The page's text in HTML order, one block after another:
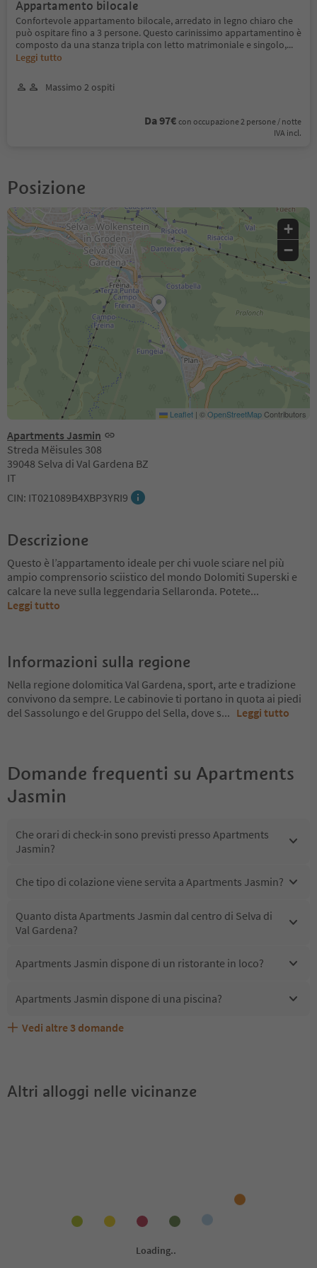
Appartamento bilocale
Confortevole appartamento bilocale, arredato in legno chiaro che
può ospitare fino a 3 persone. Questo carinissimo appartamentino è
composto da una stanza tripla con letto matrimoniale e singolo,...
Leggi tutto
Massimo 2 ospiti
Da 97€ con occupazione 2 persone / notte
IVA incl.
Posizione
Apartments Jasmin
Streda Mëisules 308
39048 Selva di Val Gardena BZ
IT
CIN: IT021089B4XBP3YRI9
+
−
Leaflet | ©OpenStreetMapContributors
Descrizione
Questo è l’appartamento ideale per chi vuole sciare nel più
ampio comprensorio sciistico del mondo Dolomiti Superski e
calcare la neve sulla leggendaria Sellaronda. Potete...
Leggi tutto
Informazioni sulla regione
Nella regione dolomitica Val Gardena, sport, arte e tradizione
convivono da sempre. Le cabinovie ti portano in quota ai piedi
del Sassolungo e del Gruppo del Sella, dove s... Leggi tutto
Domande frequenti su Apartments
Jasmin
Che orari di check-in sono previsti presso Apartments
Jasmin?
Che tipo di colazione viene servita a Apartments Jasmin?
Quanto dista Apartments Jasmin dal centro di Selva di
Val Gardena?
Apartments Jasmin dispone di un ristorante in loco?
Apartments Jasmin dispone di una piscina?
Apartments Jasmin accetta animali domestici?
Quali servizi/attività sono disponibili presso Apartments
Gli ospiti di Apartments Jasmin ricevono l'Alto Adige
Vedi altre 3 domande
Altri alloggi nelle vicinanze